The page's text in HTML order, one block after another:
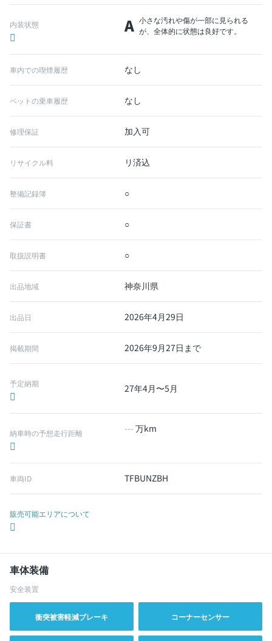
内装状態 A 小さな汚れや傷が一部に見られる
が、全体的に状態は良好です。
車内での喫煙履歴 なし
ペットの乗車履歴 なし
修理保証 加入可
リサイクル料 リ済込
整備記録簿 ○
保証書 ○
取扱説明書 ○
出品地域 神奈川県
出品日 2026年4月29日
掲載期間 2026年9月27日まで
予定納期 27年4月〜5月
納車時の予想走行距離 --- 万km
車両ID TFBUNZBH
販売可能エリアについて
車体装備
安全装置
衝突被害軽減ブレーキ コーナーセンサー